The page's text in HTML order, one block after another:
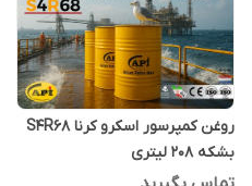
روغن کمپرسور اسکرو کرنا S4R68
بشکه 208 لیتری